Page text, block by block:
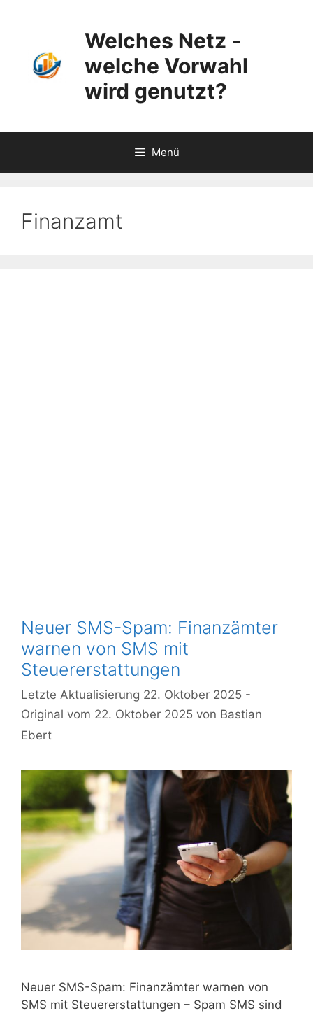
Welches Netz -
welche Vorwahl
wird genutzt?
Menü
Finanzamt
Neuer SMS-Spam: Finanzämter
warnen von SMS mit
Steuererstattungen
22. Oktober 2025
22. Oktober 2025 von Bastian
Ebert
Neuer SMS-Spam: Finanzämter warnen von
SMS mit Steuererstattungen – Spam SMS sind